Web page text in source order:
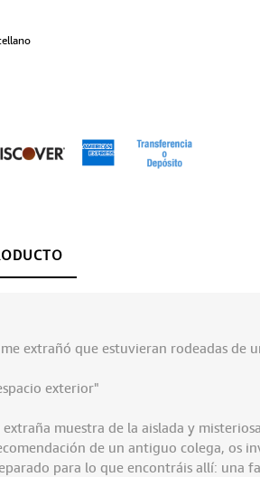
extrañó que estuvieran rodeadas de
exterior"
muestra de la aislada y
de un antiguo colega, os
para lo que encontráis allí: una